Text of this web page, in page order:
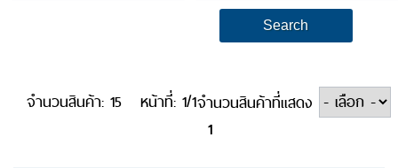
จำนวนสินค้า: 15 หน้าที่: 1/1จำนวนสินค้าที่แสดง
1